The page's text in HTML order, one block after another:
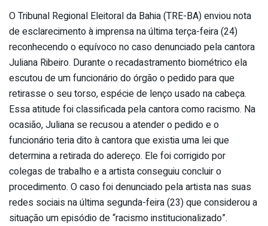
O Tribunal Regional Eleitoral da Bahia (TRE-BA) enviou nota
de esclarecimento à imprensa na última terça-feira (24)
reconhecendo o equívoco no caso denunciado pela cantora
Juliana Ribeiro. Durante o recadastramento biométrico ela
escutou de um funcionário do órgão o pedido para que
retirasse o seu torso, espécie de lenço usado na cabeça.
Essa atitude foi classificada pela cantora como racismo. Na
ocasião, Juliana se recusou a atender o pedido e o
funcionário teria dito à cantora que existia uma lei que
determina a retirada do adereço. Ele foi corrigido por
colegas de trabalho e a artista conseguiu concluir o
procedimento. O caso foi denunciado pela artista nas suas
redes sociais na última segunda-feira (23) que considerou a
situação um episódio de “racismo institucionalizado”.